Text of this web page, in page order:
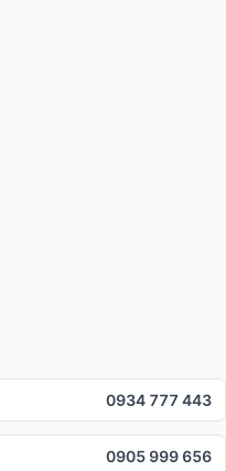
0934 777 443
0905 999 656